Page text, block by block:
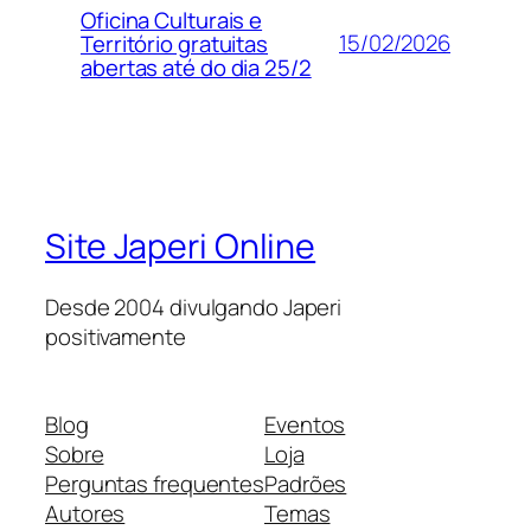
Oficina Culturais e
Território gratuitas
abertas até do dia 25/2
15/02/2026
Site Japeri Online
Desde 2004 divulgando Japeri
positivamente
Blog
Sobre
Perguntas frequentes
Autores
Eventos
Loja
Padrões
Temas